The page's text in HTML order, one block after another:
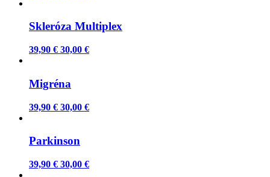
Skleróza Multiplex
39,90 € 30,00 €
Migréna
39,90 € 30,00 €
Parkinson
39,90 € 30,00 €